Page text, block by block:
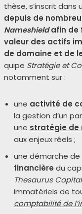
thèse, s’inscrit dans
depuis de
Nameshieldafin de
valeur des actifs
de domaine et de
quipe Stratégie et
notam­ment sur :
une acti­vi­té de
la ges­tion d’un
une stra­té­gie de
aux enjeux réels ;
une démarche de
finan­cière du
Thesaurus
imma­té­riels de
comp­ta­bi­li­té de